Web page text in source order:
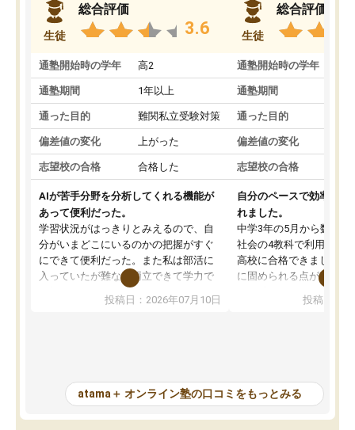
生徒
総合評価
3.6
通塾開始時の学年 高2
通塾期間 1年以上
通った目的 難関私立受験対策
偏差値の変化 上がった
志望校の合格 合格した
AIが苦手分野を分析してくれる機能が
あって便利だった。
学習状況がはっきりとみえるので、自
分がいまどこにいるのかの把握がすぐ
にできて便利だった。また私は部活に
入っていたが難なく両立できて学力で
も部活でも結果を残すことができてよ
かった。また問題演習の際に、自分が
が、自分で自分の管理ができない人に
とっては難しい部分もあるのではない
かと思った。
投稿日：2026年07月10日
生徒
総合評価
通塾開始時の学年
通塾期間
通った目的
偏差値の変化
志望校の合格
自分のペースで効率よく
れました。
中学3年の5月から数学・
社会の4教科で利用し、
高校に合格できました。
に固められる点が魅力で
項目のおかげで、手軽
元数が可視化されるので
しながら意欲的に取り組
常に効果を実感している
投稿日：
atama＋ オンライン塾の口コミをもっとみる